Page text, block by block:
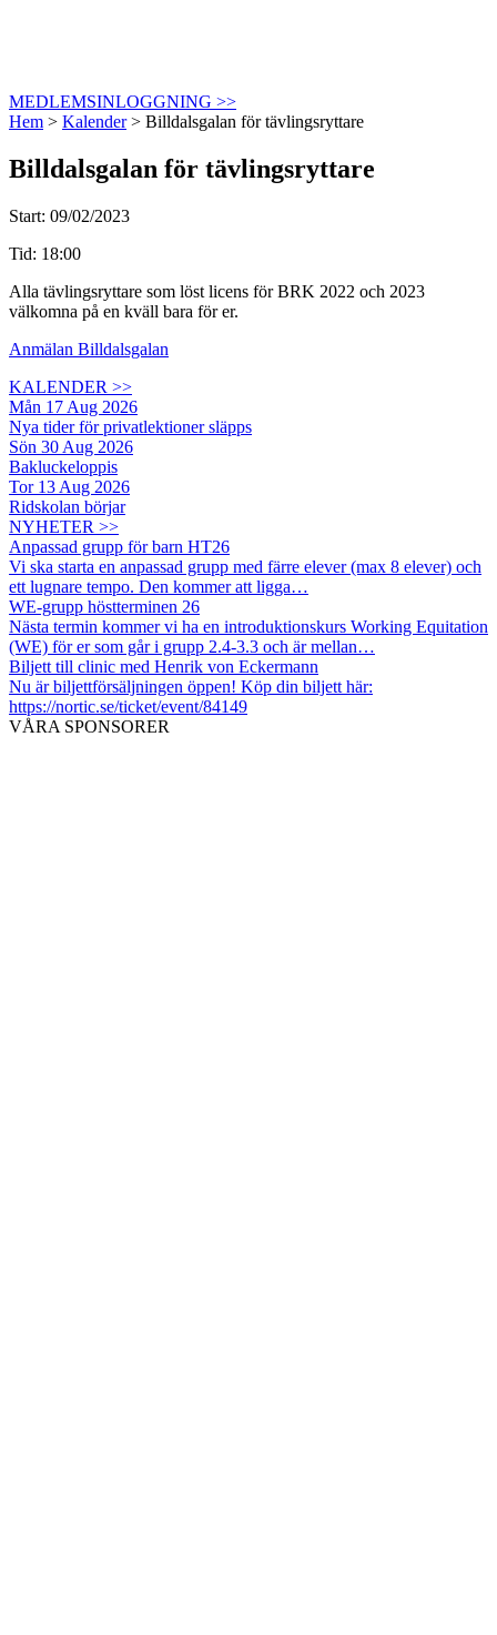
MEDLEMSINLOGGNING >>
Hem > Kalender> Billdalsgalan för tävlingsryttare
Billdalsgalan för tävlingsryttare
Start: 09/02/2023
Tid: 18:00
Alla tävlingsryttare som löst licens för BRK 2022 och 2023
välkomna på en kväll bara för er.
Anmälan Billdalsgalan
KALENDER >>
Mån 17 Aug 2026
Nya tider för privatlektioner släpps
Sön 30 Aug 2026
Bakluckeloppis
Tor 13 Aug 2026
Ridskolan börjar
NYHETER >>
Anpassad grupp för barn HT26
Vi ska starta en anpassad grupp med färre elever (max 8 elever) och
ett lugnare tempo. Den kommer att ligga…
WE-grupp höstterminen 26
Nästa termin kommer vi ha en introduktionskurs Working Equitation
(WE) för er som går i grupp 2.4-3.3 och är mellan…
Biljett till clinic med Henrik von Eckermann
Nu är biljettförsäljningen öppen! Köp din biljett här:
https://nortic.se/ticket/event/84149
VÅRA SPONSORER